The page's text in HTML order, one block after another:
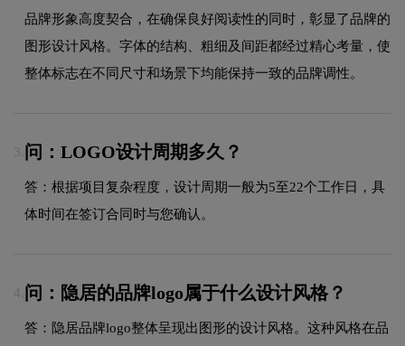
品牌形象高度契合，在确保良好阅读性的同时，彰显了品牌的
图形设计风格。字体的结构、粗细及间距都经过精心考量，使
整体标志在不同尺寸和场景下均能保持一致的品牌调性。
3. 问：LOGO设计周期多久？
答：根据项目复杂程度，设计周期一般为5至22个工作日，具
体时间在签订合同时与您确认。
4. 问：隐居的品牌logo属于什么设计风格？
答：隐居品牌logo整体呈现出图形的设计风格。这种风格在品